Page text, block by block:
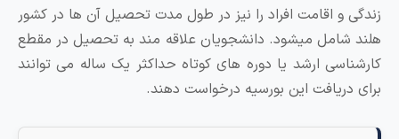
و اقامت افراد را نیز در طول مدت تحصیل آن ‌ها در کشور
شامل میشود. دانشجویان علاقه ‌مند به تحصیل در مقطع
ارشد یا دوره ‌های کوتاه حداکثر یک ساله می ‌توانند
دریافت این بورسیه درخواست دهند.